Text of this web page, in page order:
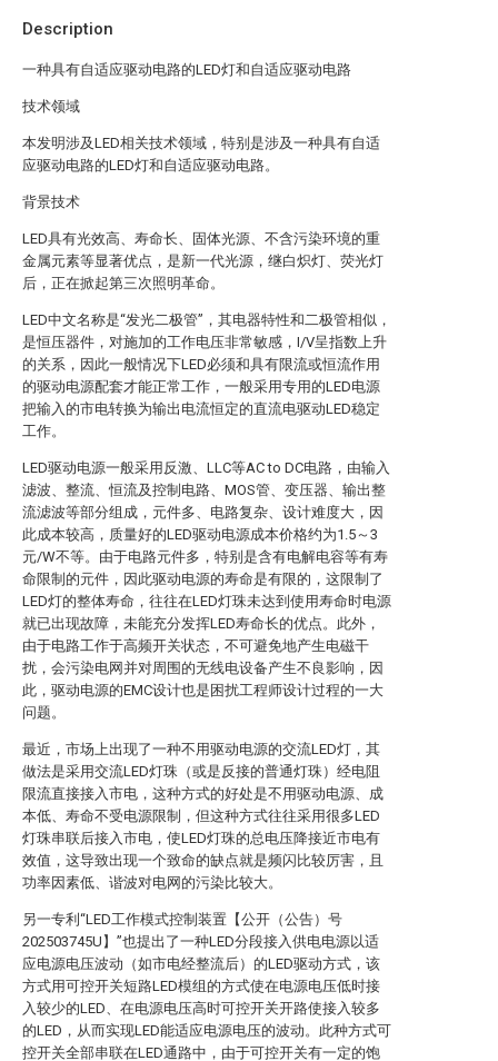
Description
一种具有自适应驱动电路的LED灯和自适应驱动电路
技术领域
本发明涉及LED相关技术领域，特别是涉及一种具有自适
应驱动电路的LED灯和自适应驱动电路。
背景技术
LED具有光效高、寿命长、固体光源、不含污染环境的重
金属元素等显著优点，是新一代光源，继白炽灯、荧光灯
后，正在掀起第三次照明革命。
LED中文名称是“发光二极管”，其电器特性和二极管相似，
是恒压器件，对施加的工作电压非常敏感，I/V呈指数上升
的关系，因此一般情况下LED必须和具有限流或恒流作用
的驱动电源配套才能正常工作，一般采用专用的LED电源
把输入的市电转换为输出电流恒定的直流电驱动LED稳定
工作。
LED驱动电源一般采用反激、LLC等AC to DC电路，由输入
滤波、整流、恒流及控制电路、MOS管、变压器、输出整
流滤波等部分组成，元件多、电路复杂、设计难度大，因
此成本较高，质量好的LED驱动电源成本价格约为1.5～3
元/W不等。由于电路元件多，特别是含有电解电容等有寿
命限制的元件，因此驱动电源的寿命是有限的，这限制了
LED灯的整体寿命，往往在LED灯珠未达到使用寿命时电源
就已出现故障，未能充分发挥LED寿命长的优点。此外，
由于电路工作于高频开关状态，不可避免地产生电磁干
扰，会污染电网并对周围的无线电设备产生不良影响，因
此，驱动电源的EMC设计也是困扰工程师设计过程的一大
问题。
最近，市场上出现了一种不用驱动电源的交流LED灯，其
做法是采用交流LED灯珠（或是反接的普通灯珠）经电阻
限流直接接入市电，这种方式的好处是不用驱动电源、成
本低、寿命不受电源限制，但这种方式往往采用很多LED
灯珠串联后接入市电，使LED灯珠的总电压降接近市电有
效值，这导致出现一个致命的缺点就是频闪比较厉害，且
功率因素低、谐波对电网的污染比较大。
另一专利“LED工作模式控制装置【公开（公告）号
202503745U】”也提出了一种LED分段接入供电电源以适
应电源电压波动（如市电经整流后）的LED驱动方式，该
方式用可控开关短路LED模组的方式使在电源电压低时接
入较少的LED、在电源电压高时可控开关开路使接入较多
的LED，从而实现LED能适应电源电压的波动。此种方式可
控开关全部串联在LED通路中，由于可控开关有一定的饱